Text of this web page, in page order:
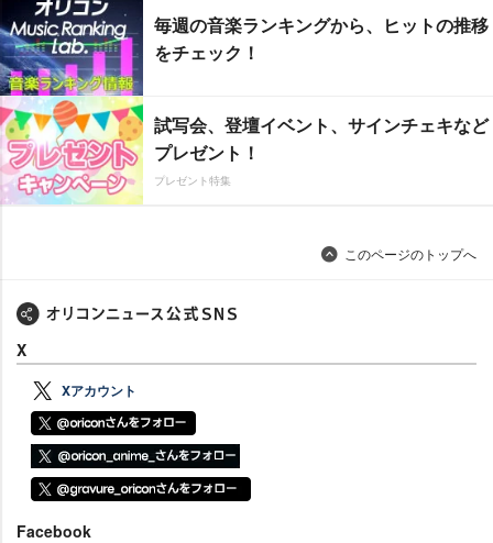
毎週の音楽ランキングから、ヒットの推移
をチェック！
試写会、登壇イベント、サインチェキなど
プレゼント！
プレゼント特集
このページのトップへ
X
Xアカウント
Facebook